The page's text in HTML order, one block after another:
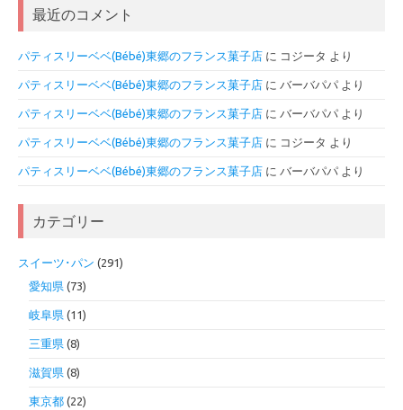
最近のコメント
パティスリーベベ(Bébé)東郷のフランス菓子店 に コジータ より
パティスリーベベ(Bébé)東郷のフランス菓子店 に バーバパパ より
パティスリーベベ(Bébé)東郷のフランス菓子店 に バーバパパ より
パティスリーベベ(Bébé)東郷のフランス菓子店 に コジータ より
パティスリーベベ(Bébé)東郷のフランス菓子店 に バーバパパ より
カテゴリー
スイーツ･パン (291)
愛知県 (73)
岐阜県 (11)
三重県 (8)
滋賀県 (8)
東京都 (22)